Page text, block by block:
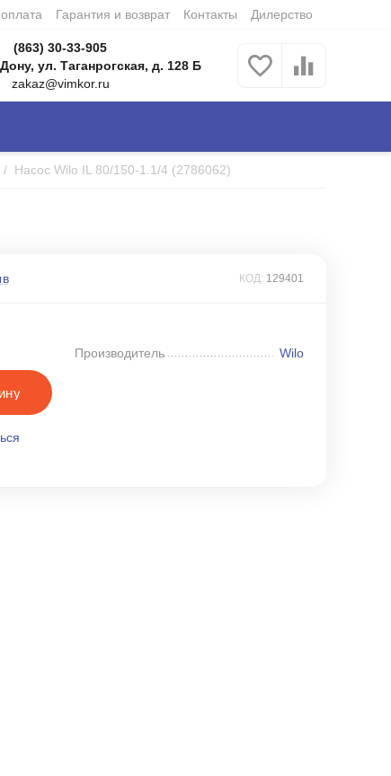
Гарантия и возврат Контакты Дилерство
(863) 30-33-905
ул. Таганрогская, д. 128 Б
zakaz@vimkor.ru
/ Насос Wilo IL 80/150-1.1/4 (2786062)
КОД: 129401
Производитель Wilo